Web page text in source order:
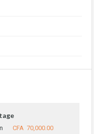
CFA 70,000.00